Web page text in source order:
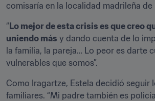
comisaría en la localidad madrileña de
“ Lo mejor de esta crisis es que creo
uniendo más y dando cuenta de lo
la familia, la pareja… Lo peor es darte
vulnerables que somos”.
Como Iragartze, Estela decidió seguir
familiares. “Mi padre también es